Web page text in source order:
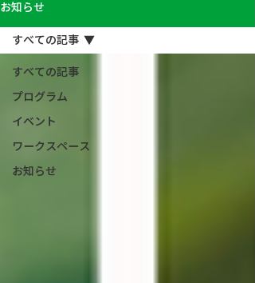
お知らせ
すべての記事
プログラム
イベント
ワークスペース
お知らせ
すべての記事